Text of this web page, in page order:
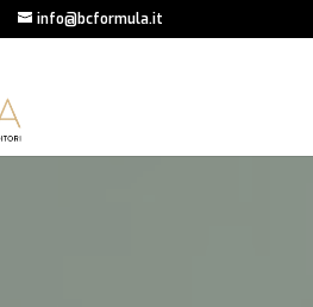
info@bcformula.it